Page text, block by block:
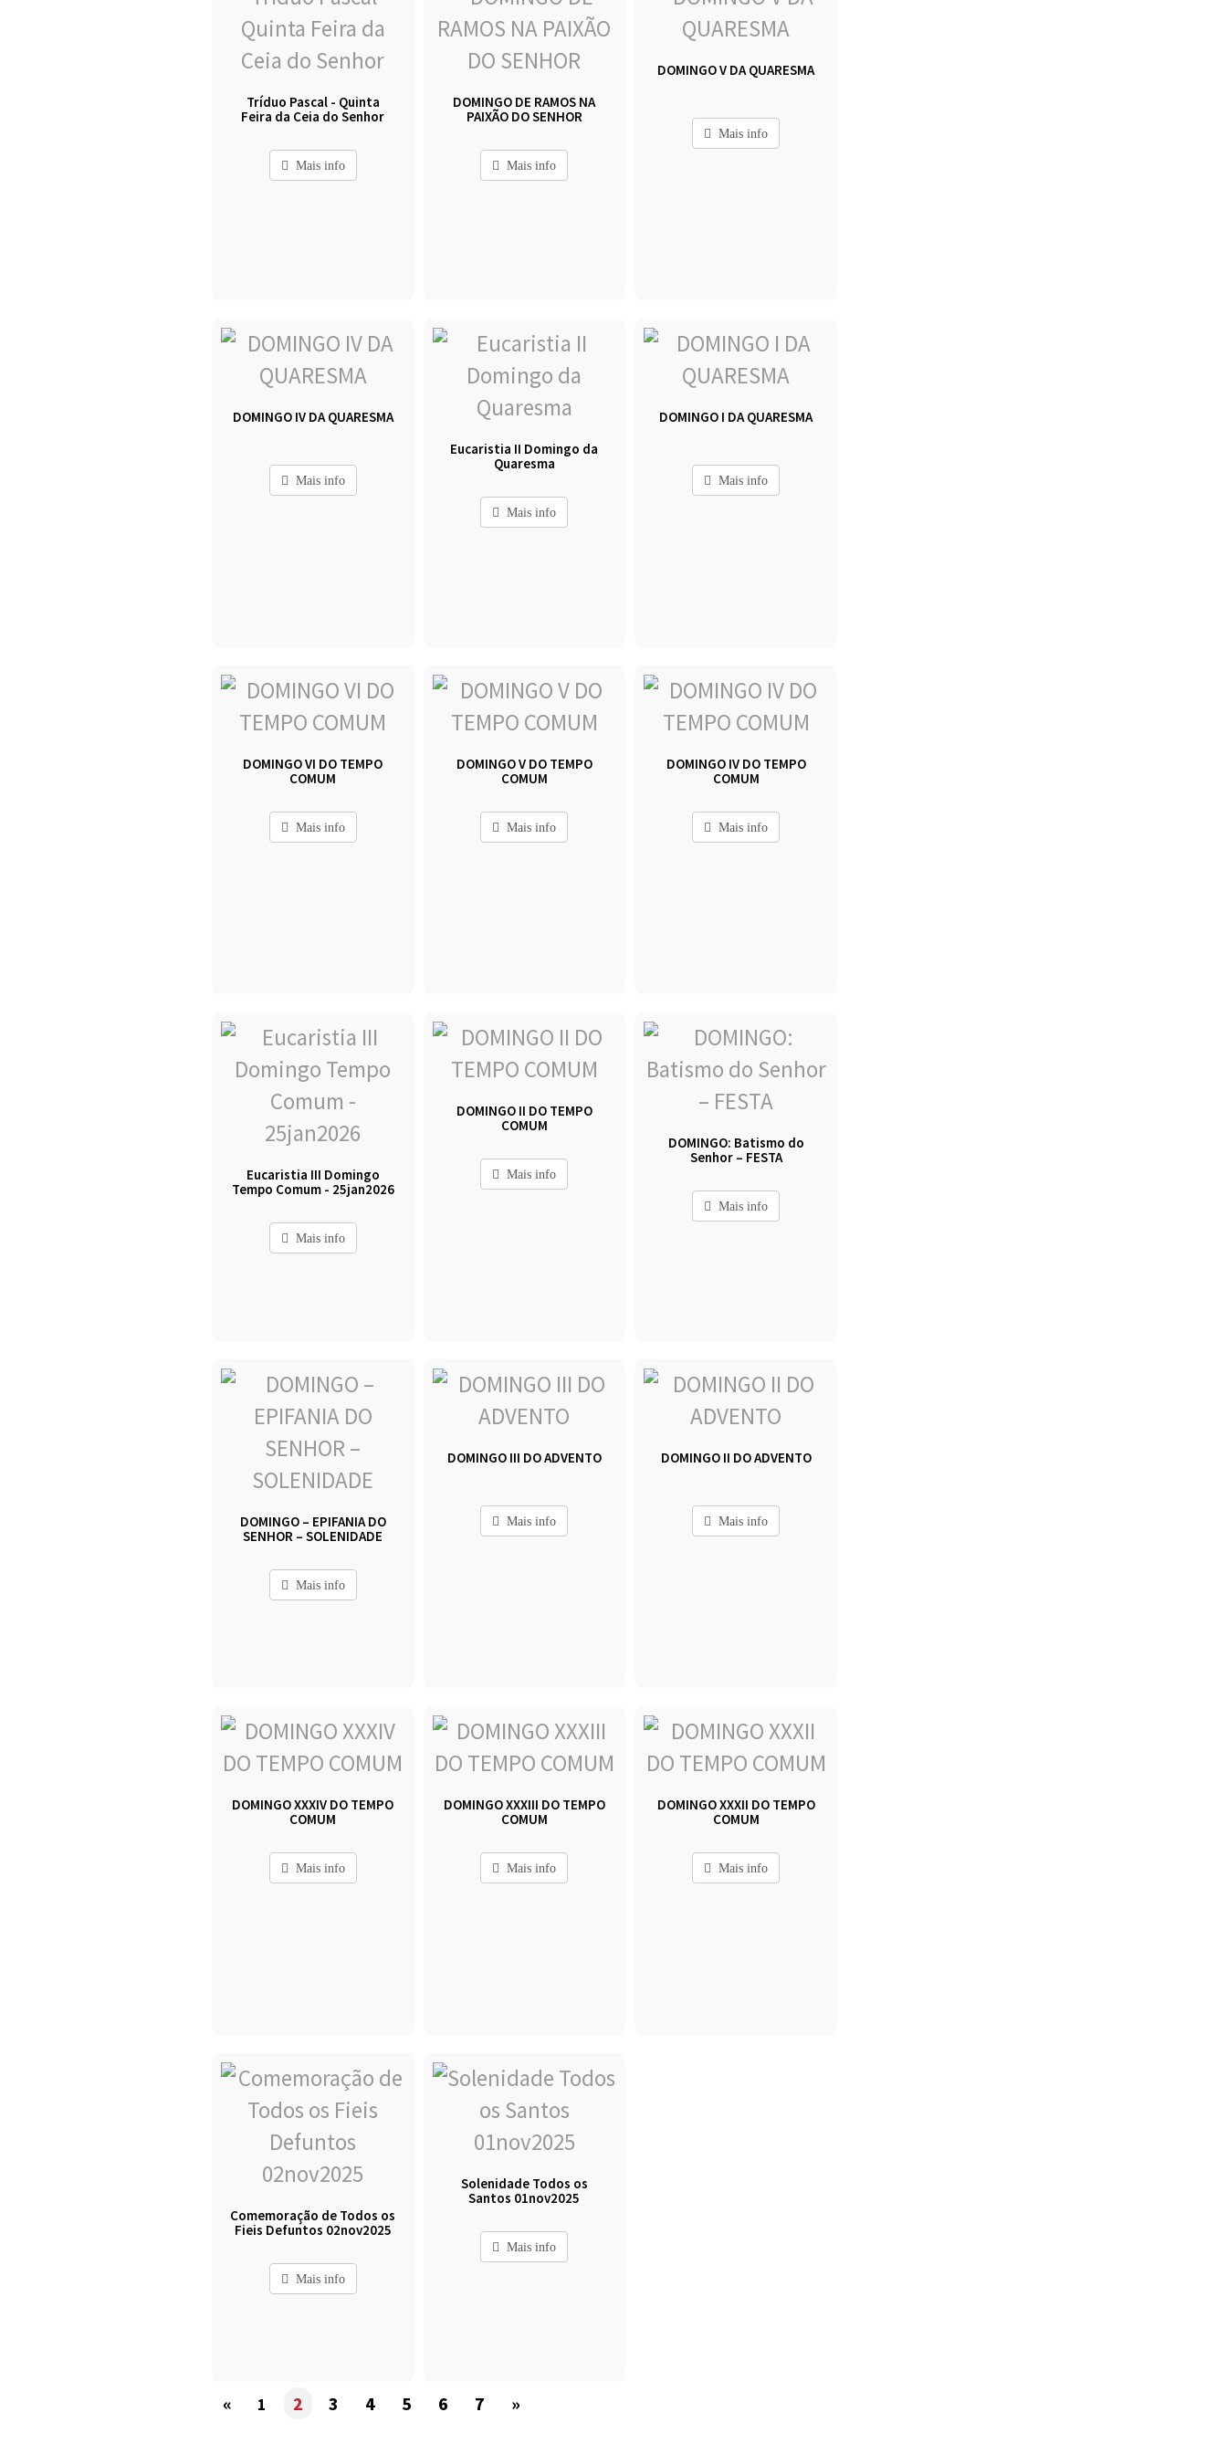
Tríduo Pascal - Quinta
Feira da Ceia do Senhor
Mais info
DOMINGO DE RAMOS NA
PAIXÃO DO SENHOR
Mais info
DOMINGO V DA QUARESMA
Mais info
DOMINGO IV DA QUARESMA
Mais info
Eucaristia II Domingo da
Quaresma
Mais info
DOMINGO I DA QUARESMA
Mais info
DOMINGO VI DO TEMPO
COMUM
Mais info
DOMINGO V DO TEMPO
COMUM
Mais info
DOMINGO IV DO TEMPO
COMUM
Mais info
Eucaristia III Domingo
Tempo Comum - 25jan2026
Mais info
DOMINGO II DO TEMPO
COMUM
Mais info
DOMINGO: Batismo do
Senhor – FESTA
Mais info
DOMINGO – EPIFANIA DO
SENHOR – SOLENIDADE
Mais info
DOMINGO III DO ADVENTO
Mais info
DOMINGO II DO ADVENTO
Mais info
DOMINGO XXXIV DO TEMPO
COMUM
Mais info
DOMINGO XXXIII DO TEMPO
COMUM
Mais info
DOMINGO XXXII DO TEMPO
COMUM
Mais info
Comemoração de Todos os
Fieis Defuntos 02nov2025
Mais info
Solenidade Todos os
Santos 01nov2025
Mais info
« 1 2 3 4 5 6 7 »